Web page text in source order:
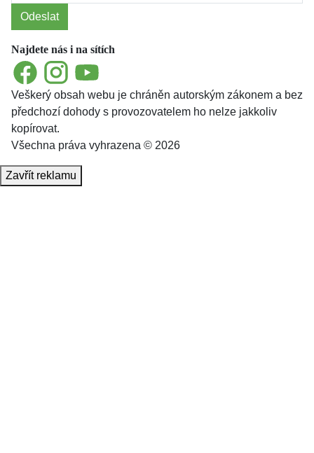
Odeslat
Najdete nás i na sítích
FacebookInstagramYouTube
Veškerý obsah webu je chráněn autorským zákonem a bez
předchozí dohody s provozovatelem ho nelze jakkoliv
kopírovat.
Všechna práva vyhrazena © 2026
Zavřít reklamu